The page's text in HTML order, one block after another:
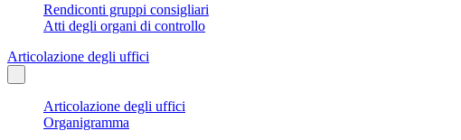
Rendiconti gruppi consigliari
Atti degli organi di controllo
Articolazione degli uffici
Articolazione degli uffici
Organigramma